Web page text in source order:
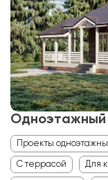
Проекты
С террасой Для